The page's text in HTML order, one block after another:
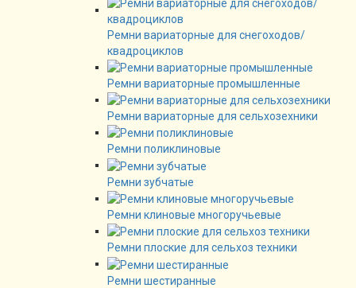
Ремни вариаторные для снегоходов/
квадроциклов
Ремни вариаторные промышленные
Ремни вариаторные для сельхозехники
Ремни поликлиновые
Ремни зубчатые
Ремни клиновые многоручьевые
Ремни плоские для сельхоз техники
Ремни шестиранные